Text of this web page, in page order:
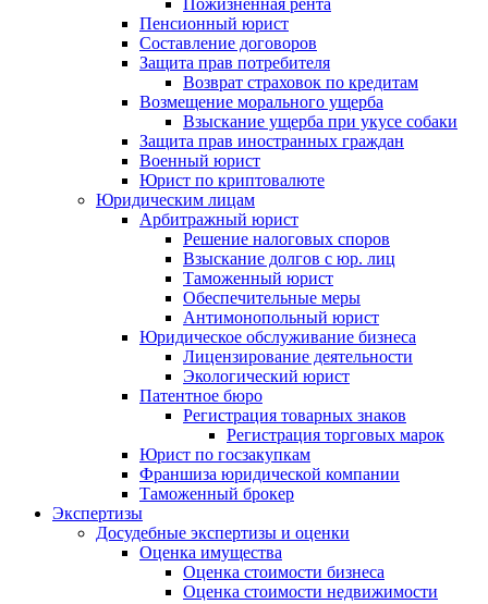
Пожизненная рента
Пенсионный юрист
Составление договоров
Защита прав потребителя
Возврат страховок по кредитам
Возмещение морального ущерба
Взыскание ущерба при укусе собаки
Защита прав иностранных граждан
Военный юрист
Юрист по криптовалюте
Юридическим лицам
Арбитражный юрист
Решение налоговых споров
Взыскание долгов с юр. лиц
Таможенный юрист
Обеспечительные меры
Антимонопольный юрист
Юридическое обслуживание бизнеса
Лицензирование деятельности
Экологический юрист
Патентное бюро
Регистрация товарных знаков
Регистрация торговых марок
Юрист по госзакупкам
Франшиза юридической компании
Таможенный брокер
Экспертизы
Досудебные экспертизы и оценки
Оценка имущества
Оценка стоимости бизнеса
Оценка стоимости недвижимости